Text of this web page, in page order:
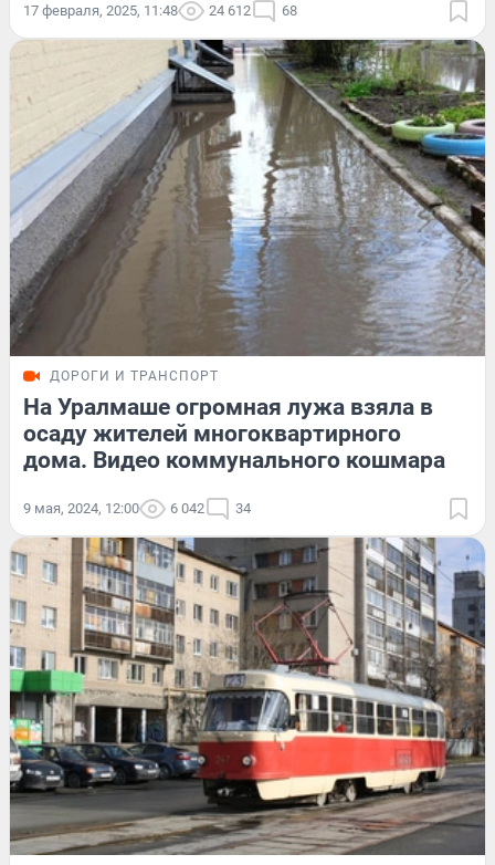
17 февраля, 2025, 11:48 24 612 68
ДОРОГИ И ТРАНСПОРТ
На Уралмаше огромная лужа взяла в
осаду жителей многоквартирного
дома. Видео коммунального кошмара
9 мая, 2024, 12:00 6 042 34